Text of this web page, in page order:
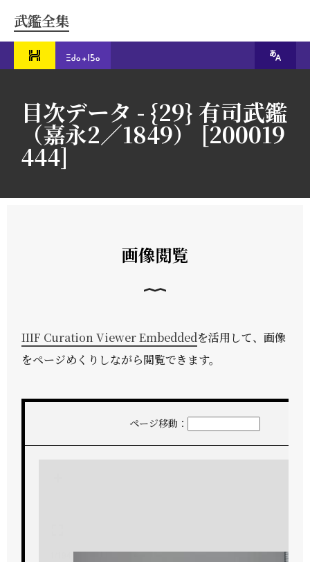
武鑑全集
目次データ - {29} 有司武鑑
（嘉永2／1849） [200019
444]
画像閲覧
IIIF Curation Viewer Embeddedを活用して、画像
をページめくりしながら閲覧できます。
ページ移動：